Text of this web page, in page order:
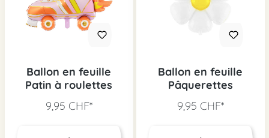
Ballon en feuille
Patin à roulettes
9,95 CHF*
Ballon en feuille
Pâquerettes
9,95 CHF*